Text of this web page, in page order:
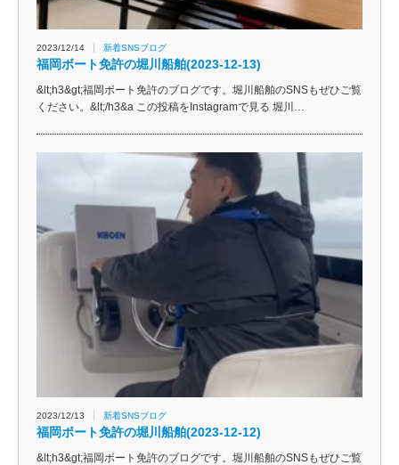
2023/12/14 新着SNSブログ
福岡ボート免許の堀川船舶(2023-12-13)
&lt;h3&gt;福岡ボート免許のブログです。堀川船舶のSNSもぜひご覧
ください。&lt;/h3&a この投稿をInstagramで見る 堀川…
2023/12/13 新着SNSブログ
福岡ボート免許の堀川船舶(2023-12-12)
&lt;h3&gt;福岡ボート免許のブログです。堀川船舶のSNSもぜひご覧